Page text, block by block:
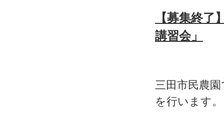
【募集終
講習会」
三田市民農
を行います。